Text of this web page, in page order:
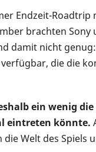
Endzeit-Roadtrip
brachten Sony
damit nicht
die die
ein wenig die
eintreten könnte.
die Welt des Spiels